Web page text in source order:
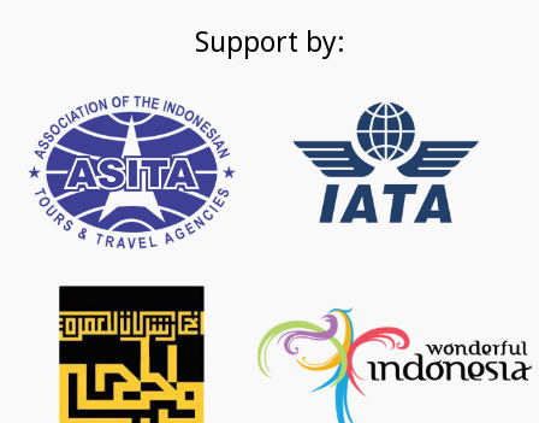
Support by: